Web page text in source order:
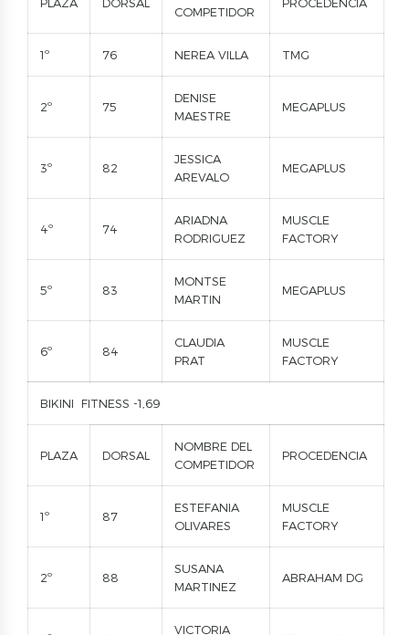
COMPETIDOR
1º 76 NEREA VILLA TMG
2º 75
DENISE
MAESTRE
MEGAPLUS
3º 82
JESSICA
AREVALO
MEGAPLUS
4º 74
ARIADNA
RODRIGUEZ
MUSCLE
FACTORY
5º 83
MONTSE
MARTIN
MEGAPLUS
6º 84
CLAUDIA
PRAT
MUSCLE
FACTORY
BIKINI FITNESS -1,69
PLAZA DORSAL
NOMBRE DEL
COMPETIDOR
PROCEDENCIA
1º 87
ESTEFANIA
OLIVARES
MUSCLE
FACTORY
2º 88
SUSANA
MARTINEZ
ABRAHAM DG
VICTORIA